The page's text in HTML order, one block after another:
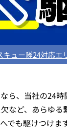
キュー隊24対応エ
ら、当社の24
など、あらゆ
でも駆けつけま